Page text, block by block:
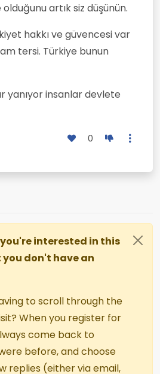
artık siz düşünün.
hakkı ve güvencesi var
tersi. Türkiye bunun
yanıyor insanlar devlete
0
interested in this
don't have an
to scroll through the
When you register for
come back to
before, and choose
replies (either via email,